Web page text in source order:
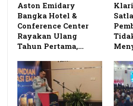
Aston Emidary
Bangka Hotel &
Conference Center
Rayakan Ulang
Tahun Pertama,…